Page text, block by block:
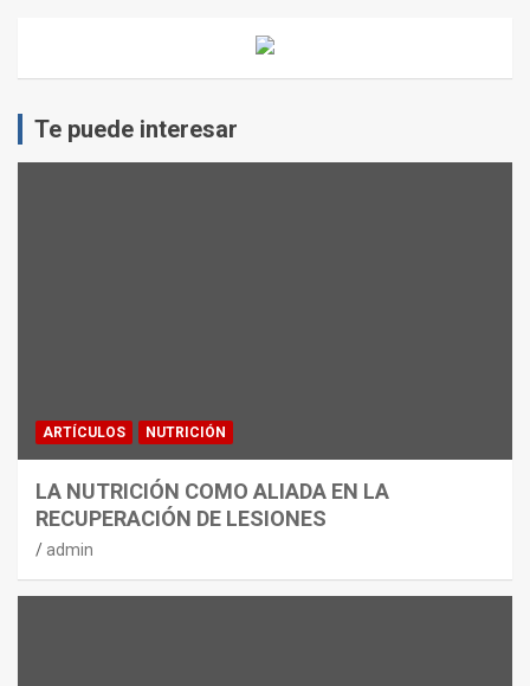
Te puede interesar
ARTÍCULOS NUTRICIÓN
LA NUTRICIÓN COMO ALIADA EN LA
RECUPERACIÓN DE LESIONES
admin